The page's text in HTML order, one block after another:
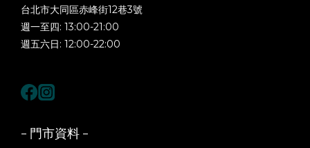
台北市大同區赤峰街12巷3號
週一至四: 13:00-21:00
週五六日: 12:00-22:00
- 門市資料 -